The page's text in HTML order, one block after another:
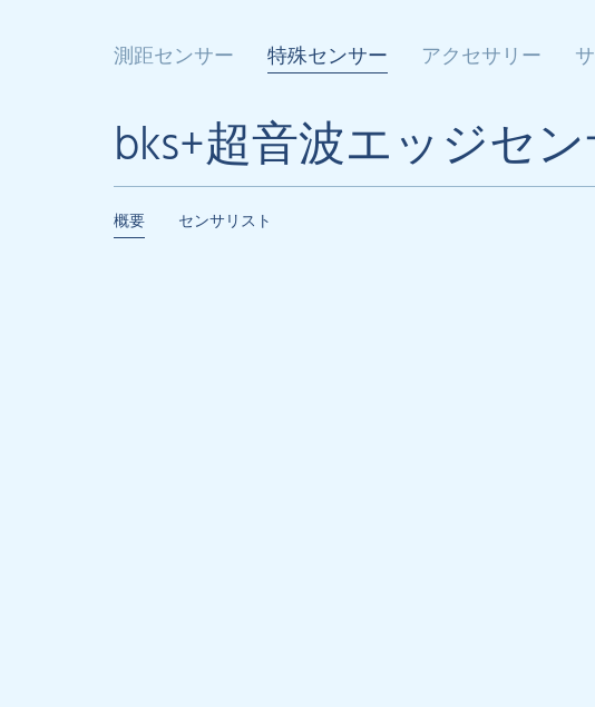
測距センサー 特殊センサー アクセサリー
bks+超音波エッジセ
概要 センサリスト